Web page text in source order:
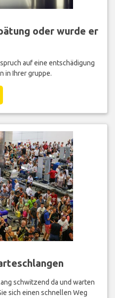
oder wurde er
auf eine entschädigung
in Ihrer gruppe.
schwitzend da und warten
sich einen schnellen Weg